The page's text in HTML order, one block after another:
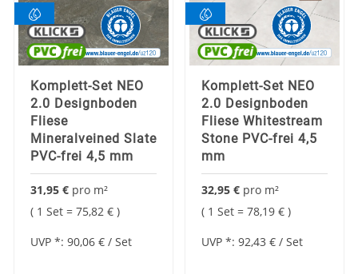
Komplett-Set NEO
2.0 Designboden
Fliese
Mineralveined Slate
PVC-frei 4,5 mm
31,95 € pro m²
1 Set = 75,82 €
UVP *: 90,06 € / Set
Komplett-Set NEO
2.0 Designboden
Fliese Whitestream
Stone PVC-frei 4,5
mm
32,95 € pro m²
1 Set = 78,19 €
UVP *: 92,43 € / Set